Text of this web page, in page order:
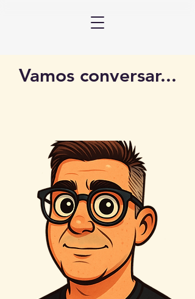
Vamos conversar...